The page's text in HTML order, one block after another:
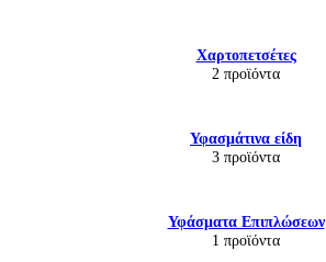
Χαρτοπετσέτες
2 προϊόντα
Υφασμάτινα είδη
3 προϊόντα
Υφάσματα Επιπλώσεων
1 προϊόντα